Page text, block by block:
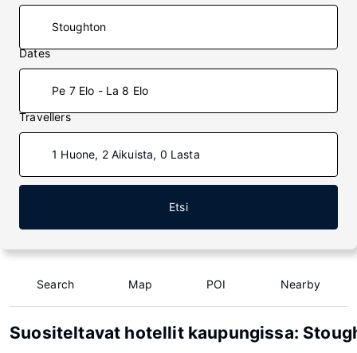
Dates
Pe 7 Elo - La 8 Elo
Travellers
1 Huone, 2 Aikuista, 0 Lasta
Etsi
Search Map POI Nearby
Suositeltavat hotellit kaupungissa: